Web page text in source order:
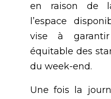
en raison de
l’espace
vise à
équitable des
du week-end.
Une fois la